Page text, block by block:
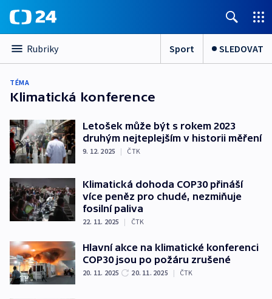
Rubriky Sport SLEDOVAT
TÉMA
Klimatická konference
Letošek může být s rokem 2023
druhým nejteplejším v historii měření
9. 12. 2025 | ČTK
Klimatická dohoda COP30 přináší
více peněz pro chudé, nezmiňuje
fosilní paliva
22. 11. 2025 | ČTK
Hlavní akce na klimatické konferenci
COP30 jsou po požáru zrušené
20. 11. 2025 20. 11. 2025 | ČTK